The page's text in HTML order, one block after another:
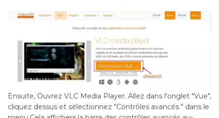
Ensuite, Ouvrez VLC Media Player. Allez dans l'onglet "Vue",
cliquez dessus et sélectionnez "Contrôles avancés " dans le